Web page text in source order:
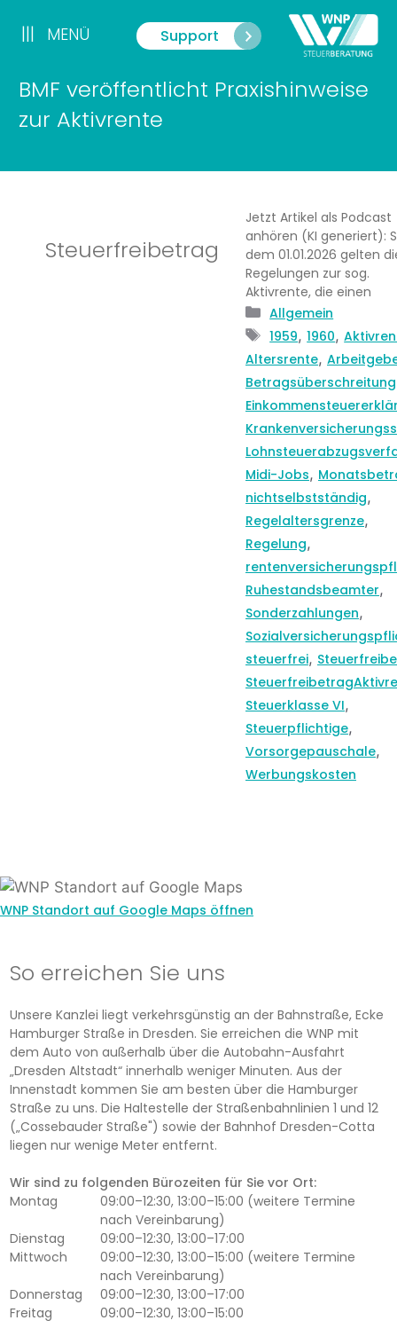
Inhalt
springen
Support
||| MENÜ
BMF veröffentlicht Praxishinweise
zur Aktivrente
Steuerfreibetrag
Jetzt Artikel als Podcast
anhören (KI generiert):
dem 01.01.2026 gelten
Regelungen zur sog.
Aktivrente, die einen
Kategorien
Allgemein
Schlagwörter
1959,1960,
Altersrente,
Betragsüberschreitung
Midi-Jobs,
nichtselbstständig,
Regelaltersgrenze,
Regelung,
Ruhestandsbeamter,
Sonderzahlungen,
steuerfrei,
Steuerklasse VI,
Steuerpflichtige,
Vorsorgepauschale,
Werbungskosten
WNP Standort auf Google Maps öffnen
So erreichen Sie uns
Unsere Kanzlei liegt verkehrsgünstig an der Bahnstraße, Ecke
Hamburger Straße in Dresden. Sie erreichen die WNP mit
dem Auto von außerhalb über die Autobahn-Ausfahrt
„Dresden Altstadt“ innerhalb weniger Minuten. Aus der
Innenstadt kommen Sie am besten über die Hamburger
Straße zu uns. Die Haltestelle der Straßenbahnlinien 1 und 12
(„Cossebauder Straße") sowie der Bahnhof Dresden-Cotta
liegen nur wenige Meter entfernt.
Wir sind zu folgenden Bürozeiten für Sie vor Ort:
Montag
09:00–12:30, 13:00–15:00 (weitere Termine
nach Vereinbarung)
Dienstag
09:00–12:30, 13:00–17:00
Mittwoch
09:00–12:30, 13:00–15:00 (weitere Termine
nach Vereinbarung)
Donnerstag
09:00–12:30, 13:00–17:00
Freitag
09:00–12:30, 13:00–15:00